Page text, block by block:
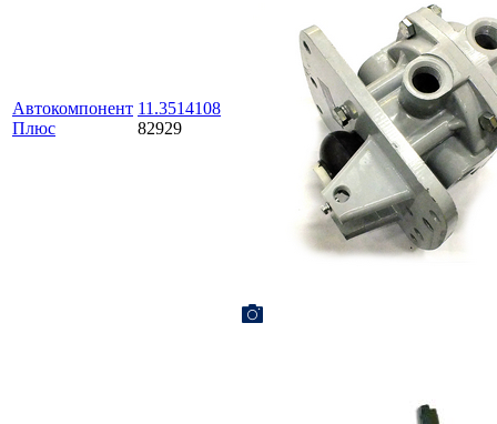
Автокомпонент
Плюс
11.3514108
82929